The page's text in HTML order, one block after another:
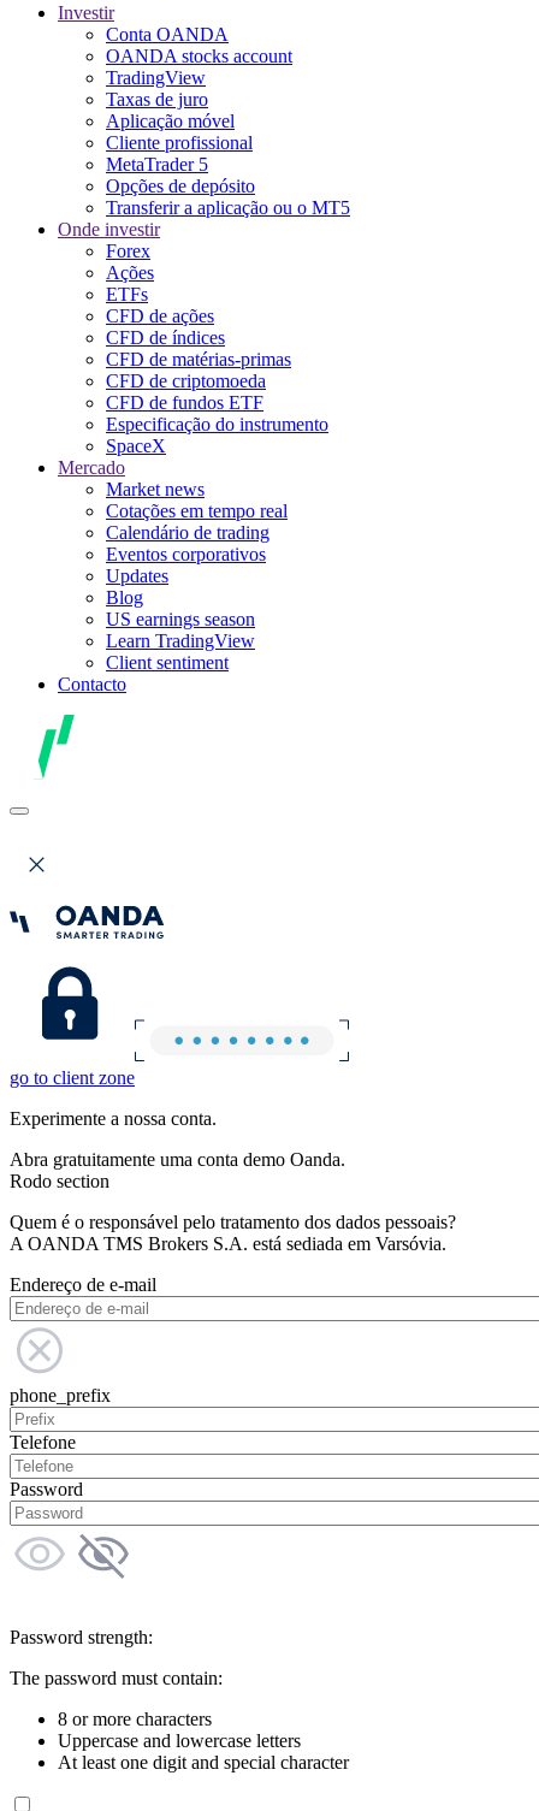
Investir
Conta OANDA
OANDA stocks account
TradingView
Taxas de juro
Aplicação móvel
Cliente profissional
MetaTrader 5
Opções de depósito
Transferir a aplicação ou o MT5
Onde investir
Forex
Ações
ETFs
CFD de ações
CFD de índices
CFD de matérias-primas
CFD de criptomoeda
CFD de fundos ETF
Especificação do instrumento
SpaceX
Mercado
Market news
Cotações em tempo real
Calendário de trading
Eventos corporativos
Updates
Blog
US earnings season
Learn TradingView
Client sentiment
Contacto
go to client zone
Experimente a nossa conta.
Abra gratuitamente uma conta demo Oanda.
Rodo section
Quem é o responsável pelo tratamento dos dados pessoais?
A OANDA TMS Brokers S.A. está sediada em Varsóvia.
Endereço de e-mail
phone_prefix
Telefone
Password
Password strength:
The password must contain:
8 or more characters
Uppercase and lowercase letters
At least one digit and special character